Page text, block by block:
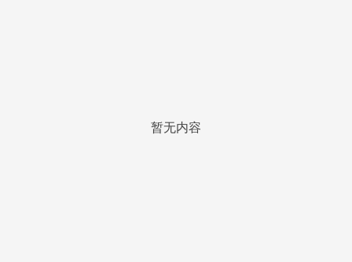
暂无内容